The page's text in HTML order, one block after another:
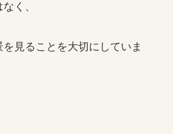
く、
見ることを大切にしていま